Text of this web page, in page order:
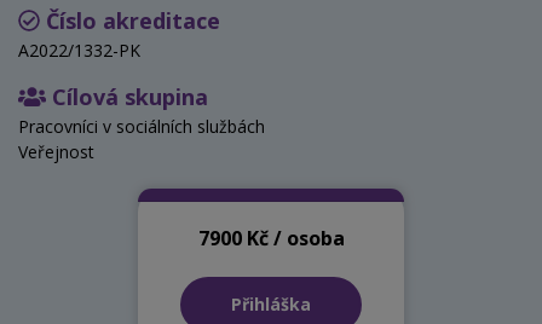
Číslo akreditace
A2022/1332-PK
Cílová skupina
Pracovníci v sociálních službách
Veřejnost
7900 Kč / osoba
Přihláška